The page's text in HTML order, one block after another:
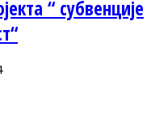
“ субвенције